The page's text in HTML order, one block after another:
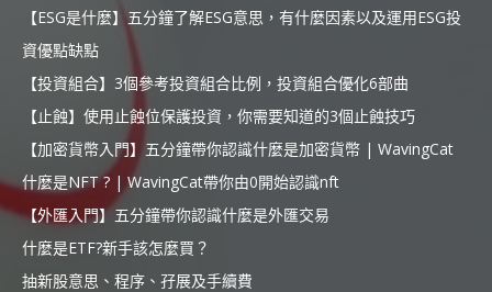
【ESG是什麼】五分鐘了解ESG意思，有什麼因素以及運用ESG投
資優點缺點
【投資組合】3個參考投資組合比例，投資組合優化6部曲
【止蝕】使用止蝕位保護投資，你需要知道的3個止蝕技巧
【加密貨幣入門】五分鐘帶你認識什麼是加密貨幣 | WavingCat
什麼是NFT ? | WavingCat帶你由0開始認識nft
【外匯入門】五分鐘帶你認識什麼是外匯交易
什麼是ETF?新手該怎麼買？
抽新股意思、程序、孖展及手續費